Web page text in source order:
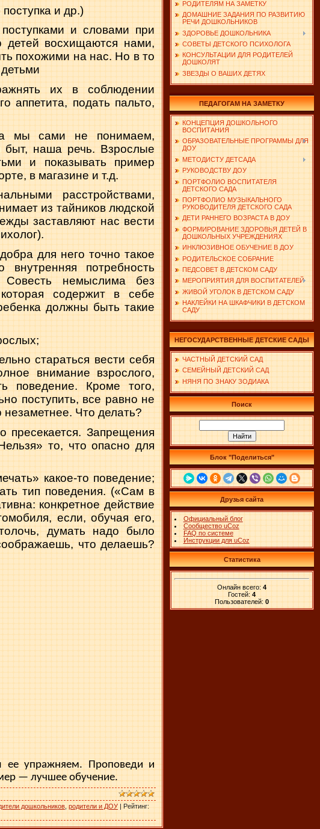
и др.)
и словами при
детей восхищаются нами,
по­хожими на нас. Но в то
их в со­блюдении
аппетита, подать пальто,
мы сами не по­нимаем,
быт, наша речь. Взрослые
и показывать пример
в магазине и т.д.
рас­стройствами,
из тайников людской
заставляют нас вести
для него точно такое
потребность
Совесть немыслима без
содержит в себе
должны быть такие
стараться вести себя
внимание взрослого,
поведение. Кроме того,
поступить, все равно не
незаметнее. Что делать?
пре­секается. Запрещения
то, что опасно для
какое-то поведение;
тип поведения. («Сам в
конкретное действие
если, обучая его,
думать надо было
что делаешь?
ее упражняем. Проповеди и
— лучшее обучение.
дошкольников родители и ДОУ | Рейтинг:
РОДИТЕЛЯМ НА ЗАМЕТКУ
ДОМАШНИЕ ЗАДАНИЯ ПО РАЗВИТИЮ
РЕЧИ ДОШКОЛЬНИКОВ
ЗДОРОВЬЕ ДОШКОЛЬНИКА
СОВЕТЫ ДЕТСКОГО ПСИХОЛОГА
КОНСУЛЬТАЦИИ ДЛЯ РОДИТЕЛЕЙ
ДОШКОЛЯТ
ЗВЕЗДЫ О ВАШИХ ДЕТЯХ
ПЕДАГОГАМ НА ЗАМЕТКУ
КОНЦЕПЦИЯ ДОШКОЛЬНОГО
ВОСПИТАНИЯ
ОБРАЗОВАТЕЛЬНЫЕ ПРОГРАММЫ ДЛЯ
ДОУ
МЕТОДИСТУ ДЕТСАДА
РУКОВОДСТВУ ДОУ
ПОРТФОЛИО ВОСПИТАТЕЛЯ
ДЕТСКОГО САДА
ПОРТФОЛИО МУЗЫКАЛЬНОГО
РУКОВОДИТЕЛЯ ДЕТСКОГО САДА
ДЕТИ РАННЕГО ВОЗРАСТА В ДОУ
ФОРМИРОВАНИЕ ЗДОРОВЬЯ ДЕТЕЙ В
ДОШКОЛЬНЫХ УЧРЕЖДЕНИЯХ
ИНКЛЮЗИВНОЕ ОБУЧЕНИЕ В ДОУ
РОДИТЕЛЬСКОЕ СОБРАНИЕ
ПЕДСОВЕТ В ДЕТСКОМ САДУ
МЕРОПРИЯТИЯ ДЛЯ ВОСПИТАТЕЛЕЙ
ЖИВОЙ УГОЛОК В ДЕТСКОМ САДУ
НАКЛЕЙКИ НА ШКАФЧИКИ В ДЕТСКОМ
САДУ
НЕГОСУДАРСТВЕННЫЕ ДЕТСКИЕ САДЫ
ЧАСТНЫЙ ДЕТСКИЙ САД
СЕМЕЙНЫЙ ДЕТСКИЙ САД
НЯНЯ ПО ЗНАКУ ЗОДИАКА
Поиск
Блок "Поделиться"
Друзья сайта
Официальный блог
Сообщество uCoz
FAQ по системе
Инструкции для uCoz
Статистика
Онлайн всего: 4
Гостей: 4
Пользователей: 0